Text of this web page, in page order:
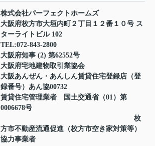
株式会社パーフェクトホームズ
大阪府枚方市大垣内町２丁目１２番１０号 ス
ターライトビル 102
TEL:072-843-2800
大阪府知事 (2) 第62552号
大阪府宅地建物取引業協会
大阪あんぜん・あんしん賃貸住宅登録店（登
録番号）あん協00732
賃貸住宅管理業者 国土交通省（01）第
0006678号
枚
方市不動産流通促進（枚方市空き家対策等）
協力事業者